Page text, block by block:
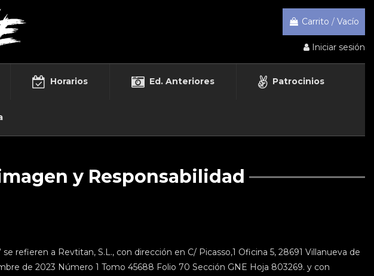
Carrito / Vacío
Iniciar sesión
Horarios Ed. Anteriores Patrocinios
y Responsabilidad
refieren a Revtitan, S.L., con dirección en C/ Picasso,1 Oficina 5, 28691 Villanueva de
de 2023 Número 1 Tomo 45688 Folio 70 Sección GNE Hoja 803269. y con